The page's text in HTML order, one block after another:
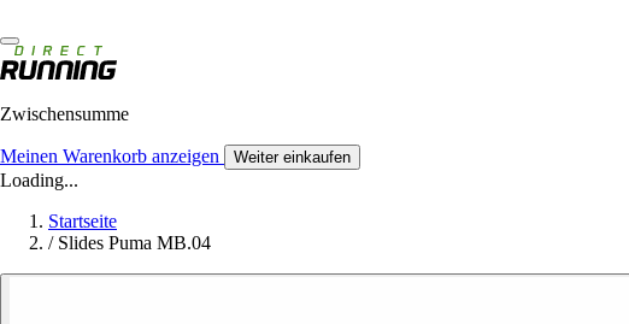
Zwischensumme
Meinen Warenkorb anzeigen Weiter einkaufen
Loading...
Startseite
/ Slides Puma MB.04